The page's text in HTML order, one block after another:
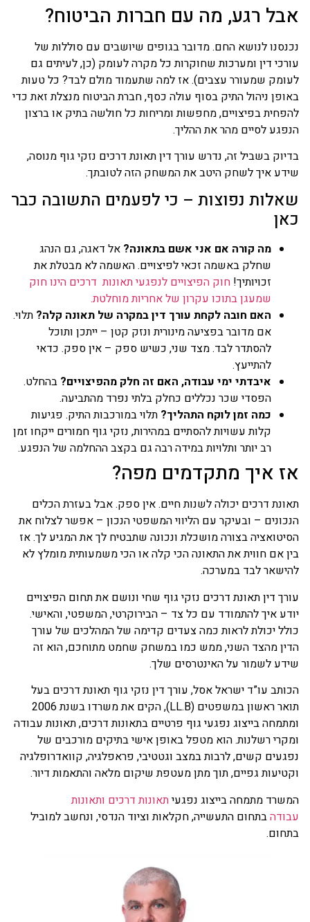
אבל רגע, מה עם חברות הביטוח?
נכנסנו לנושא החם. מדובר בגופים שיושבים עם סוללות של
עורכי דין ומערכות שחוקרות כל מקרה לעומק (כן, לעיתים גם
לעומק שמעורר עצבים). אז למה שתעמוד מולם לבד? כל טעות
באופן ניהול התיק בסוף עולה כסף, חברת הביטוח מנצלת זאת כדי
להפחית בפיצויים, מחפשות ומריחות כל חולשה בתיק או ברצון
הנפגע לסיים מהר את ההליך.
בדיוק בשביל זה, נדרש עורך דין תאונת דרכים נזקי גוף מנוסה,
שידע איך לשחק היטב את המשחק הזה לטובתך.
שאלות נפוצות – כי לפעמים התשובה כבר
כאן
מה קורה אם אני אשם בתאונה? אל דאגה, גם הנהג
שחלק באשמה זכאי לפיצויים. האשמה לא מבטלת את
זכויותיך! חוק הפיצויים לנפגעי תאונות דרכים הינו חוק
שמעגן בתוכו עקרון של אחריות מוחלטת.
האם חובה לקחת עורך דין במקרה של תאונה קלה? תלוי.
אם מדובר בפציעה מינורית ונזק קטן – ייתכן ותוכל
להסתדר לבד. מצד שני, כשיש ספק – אין ספק. כדאי
להתייעץ.
איבדתי ימי עבודה, האם זה חלק מהפיצויים? בהחלט.
הפסדי שכר נכללים כחלק בלתי נפרד מהתביעה.
כמה זמן לוקח התהליך? תלוי במורכבות התיק. פגיעות
קלות עשויות להסתיים במהירות, נזקי גוף חמורים ייקחו זמן
רב יותר ותלויות במידה רבה גם בקצב ההחלמה של הנפגע.
אז איך מתקדמים מפה?
תאונת דרכים יכולה לשנות חיים. אין ספק. אבל בעזרת הכלים
הנכונים – ובעיקר עם הליווי המשפטי הנכון – אפשר לצלוח את
הסיטואציה בצורה מושכלת ונכונה שתבטיח לך את המגיע לך. אז
בין אם חווית את התאונה הכי קלה או הכי משמעותית מומלץ לא
להישאר לבד במערכה.
עורך דין תאונת דרכים נזקי גוף שחי ונושם את תחום הפיצויים
יודע איך להתמודד עם כל צד – הבירוקרטי, המשפטי, והאישי.
כולל יכולת לראות כמה צעדים קדימה של המהלכים של עורך
הדין מהצד השני, ממש כמו במשחק שחמט מתוחכם, הוא זה
שידע לשמור על האינטרסים שלך.
הכותב עו”ד ישראל אסל, עורך דין נזקי גוף תאונת דרכים בעל
תואר ראשון במשפטים (LL.B), הקים את משרדו בשנת 2006
ומתמחה בייצוג נפגעי גוף פרטיים בתאונות דרכים, תאונות עבודה
ומקרי רשלנות. הוא מטפל באופן אישי בתיקים מורכבים של
נפגעים קשים, לרבות במצב וגטטיבי, פראפלגיה, קוואדרופלגיה
וקטיעות גפיים, תוך מתן מעטפת שיקום מלאה והתאמות דיור.
המשרד מתמחה בייצוג נפגעיתאונות דרכים ותאונות
עבודהבתחום התעשייה, חקלאות וציוד הנדסי, ונחשב למוביל
בתחום.